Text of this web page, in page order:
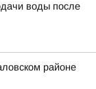
воды после
районе